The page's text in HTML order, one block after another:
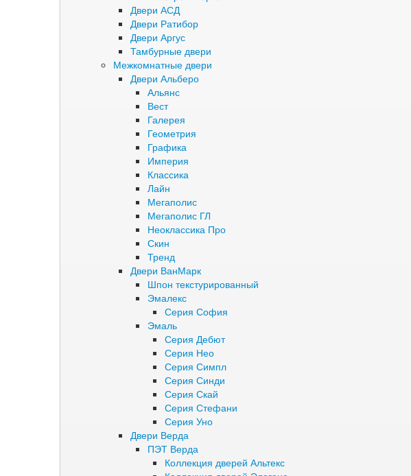
Двери АСД
Двери Ратибор
Двери Аргус
Тамбурные двери
Межкомнатные двери
Двери Альберо
Альянс
Вест
Галерея
Геометрия
Графика
Империя
Классика
Лайн
Мегаполис
Мегаполис ГЛ
Неоклассика Про
Скин
Тренд
Двери ВанМарк
Шпон текстурированный
Эмалекс
Серия София
Эмаль
Серия Дебют
Серия Нео
Серия Симпл
Серия Синди
Серия Скай
Серия Стефани
Серия Уно
Двери Верда
ПЭТ Верда
Коллекция дверей Альтекс